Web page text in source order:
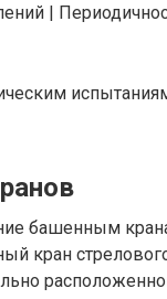
|
башенным
кран